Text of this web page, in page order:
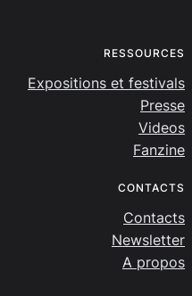
RESSOURCES
Expositions et festivals
Presse
Videos
Fanzine
CONTACTS
Contacts
Newsletter
A propos